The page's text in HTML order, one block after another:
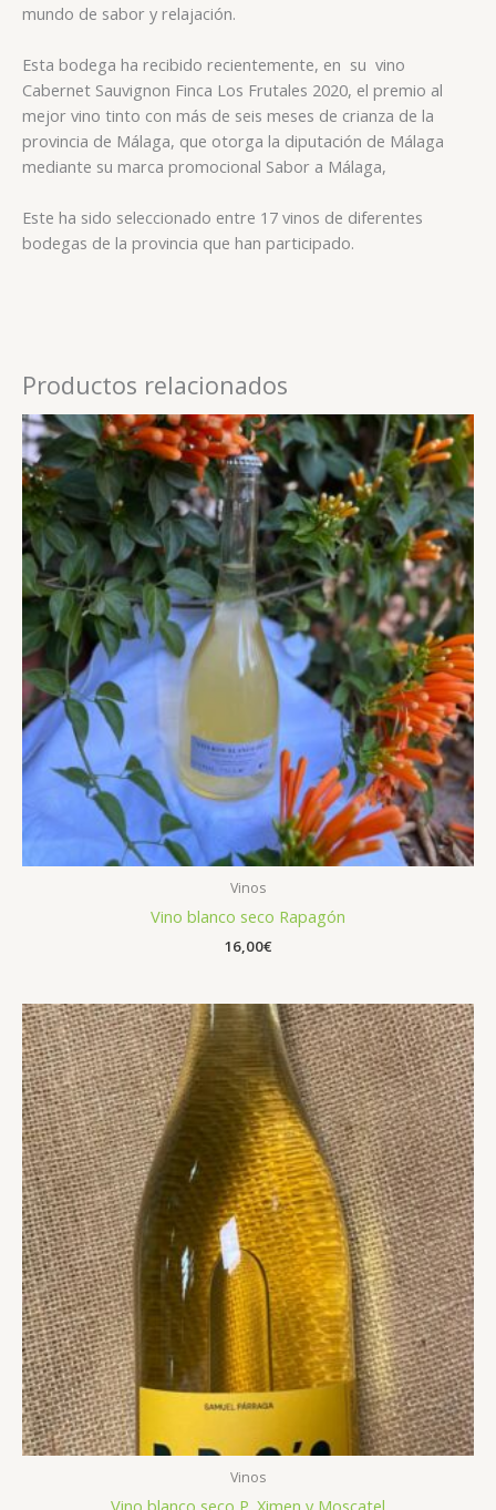
mundo de sabor y relajación.
Esta bodega ha recibido recientemente, en su vino
Cabernet Sauvignon Finca Los Frutales 2020, el premio al
mejor vino tinto con más de seis meses de crianza de la
provincia de Málaga, que otorga la diputación de Málaga
mediante su marca promocional Sabor a Málaga,
Este ha sido seleccionado entre 17 vinos de diferentes
bodegas de la provincia que han participado.
Productos relacionados
Vinos
Vino blanco seco Rapagón
16,00€
Vinos